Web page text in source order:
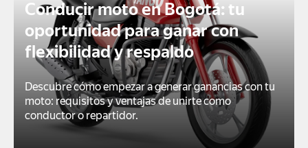
Conducir moto en Bogotá: tu
oportunidad para ganar con
flexibilidad y respaldo
Descubre cómo empezar a generar ganancias con tu
moto: requisitos y ventajas de unirte como
conductor o repartidor.